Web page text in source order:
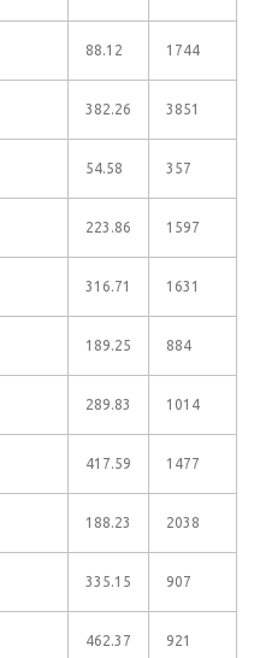
88.12 1744
382.26 3851
54.58 357
223.86 1597
316.71 1631
189.25 884
289.83 1014
417.59 1477
188.23 2038
335.15 907
462.37 921